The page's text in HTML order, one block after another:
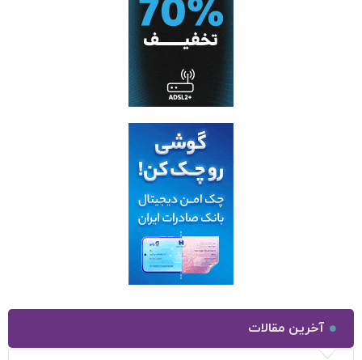
آخرین مقالات